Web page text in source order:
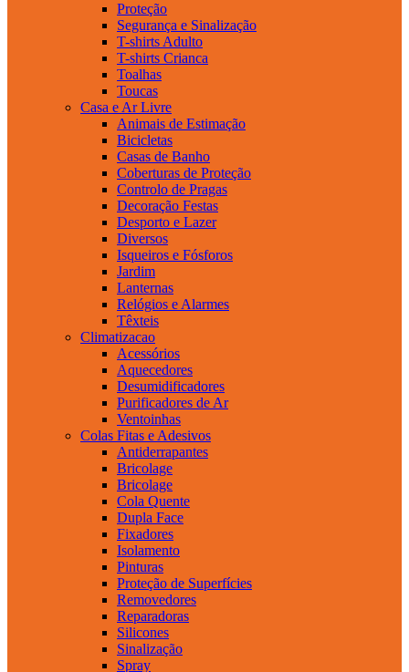
Proteção
Segurança e Sinalização
T-shirts Adulto
T-shirts Crianca
Toalhas
Toucas
Casa e Ar Livre
Animais de Estimação
Bicicletas
Casas de Banho
Coberturas de Proteção
Controlo de Pragas
Decoração Festas
Desporto e Lazer
Diversos
Isqueiros e Fósforos
Jardim
Lanternas
Relógios e Alarmes
Têxteis
Climatizacao
Acessórios
Aquecedores
Desumidificadores
Purificadores de Ar
Ventoinhas
Colas Fitas e Adesivos
Antiderrapantes
Bricolage
Bricolage
Cola Quente
Dupla Face
Fixadores
Isolamento
Pinturas
Proteção de Superfícies
Removedores
Reparadoras
Silicones
Sinalização
Spray